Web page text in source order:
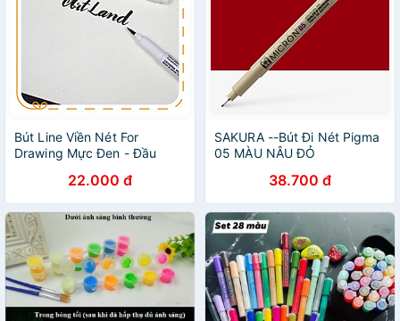
Bút Line Viền Nét For
Drawing Mực Đen - Đầu
22.000 đ
SAKURA --Bút Đi Nét Pigma
05 MÀU NÂU ĐỎ
38.700 đ